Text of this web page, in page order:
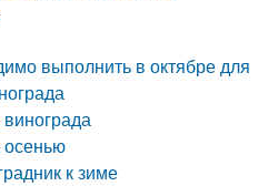
выполнить в октябре для
осенью
к зиме